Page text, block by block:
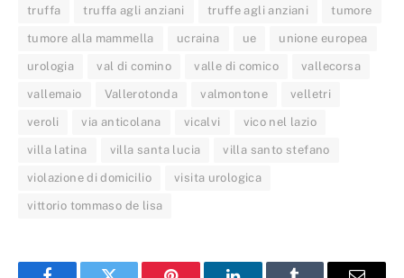
truffa truffa agli anziani truffe agli anziani tumore
tumore alla mammella ucraina ue unione europea
urologia val di comino valle di comico vallecorsa
vallemaio Vallerotonda valmontone velletri
veroli via anticolana vicalvi vico nel lazio
villa latina villa santa lucia villa santo stefano
violazione di domicilio visita urologica
vittorio tommaso de lisa